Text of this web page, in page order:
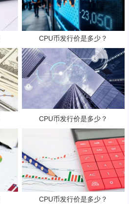
CPU币发行价是多少？
CPU币发行价是多少？
CPU币发行价是多少？